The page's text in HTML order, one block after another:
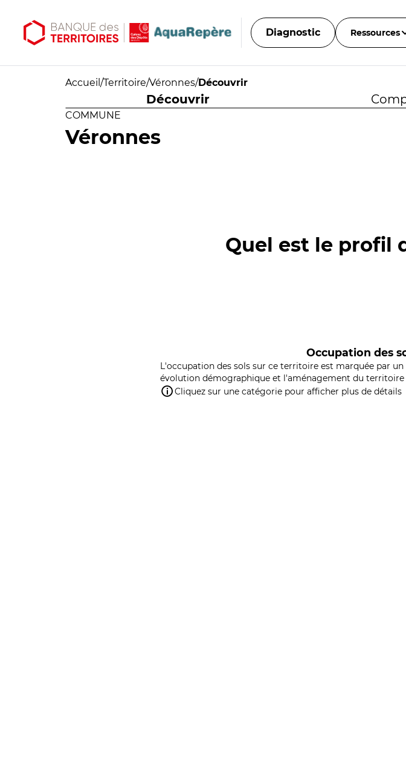
Diagnostic Ressources
Accueil /Territoire/Véronnes/Découvrir
Découvrir
COMMUNE
Véronnes
Quel est le profil
Occupation des
L'occupation des sols sur ce territoire est marquée par
évolution démographique et l'aménagement du
Cliquez sur une catégorie pour afficher plus de détails